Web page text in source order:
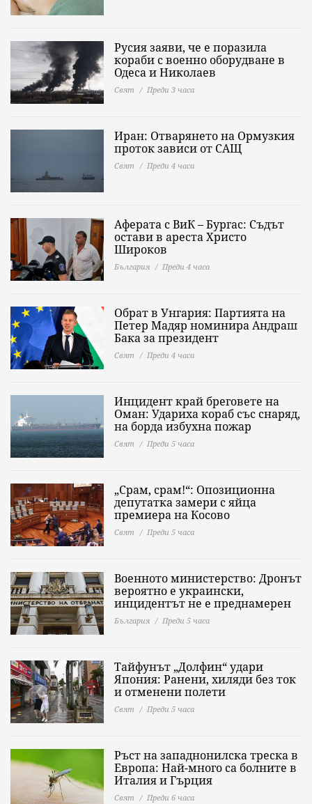
Русия заяви, че е поразила
кораби с военно оборудване в
Одеса и Николаев
Свят Преди 3 часа
Иран: Отварянето на Ормузкия
проток зависи от САЩ
Свят Преди 4 часа
Аферата с ВиК – Бургас: Съдът
остави в ареста Христо
Широков
България Преди 4 часа
Обрат в Унгария: Партията на
Петер Мадяр номинира Андраш
Бака за президент
Свят Преди 4 часа
Инцидент край бреговете на
Оман: Удариха кораб със снаряд,
на борда избухна пожар
Свят Преди 5 часа
„Срам, срам!“: Опозиционна
депутатка замери с яйца
премиера на Косово
Свят Преди 5 часа
Военното министерство: Дронът
вероятно е украински,
инцидентът не е преднамерен
България Преди 5 часа
Тайфунът „Долфин“ удари
Япония: Ранени, хиляди без ток
и отменени полети
Свят Преди 5 часа
Ръст на западнонилска треска в
Европа: Най-много са болните в
Италия и Гърция
Свят Преди 6 часа